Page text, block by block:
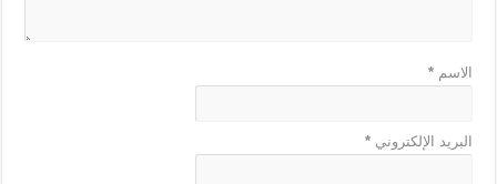
الاسم*
البريد الإلكتروني*